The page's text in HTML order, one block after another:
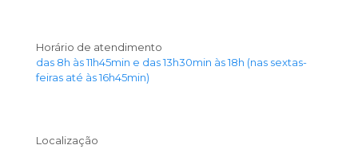
Horário de atendimento
das 8h às 11h45min e das 13h30min às 18h (nas sextas-
feiras até às 16h45min)
Localização